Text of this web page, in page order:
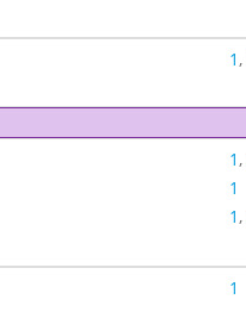
1,
1,
1
1,
1